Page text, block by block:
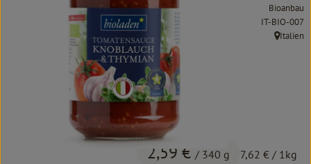
Kochen & Backen
Süß & Pikant
2,59 € / 340 g 7,62 € / 1kg
Bioanbau
,IT-BIO-007
,Italien